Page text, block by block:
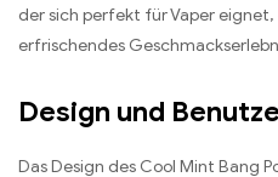
der sich perfekt für Vaper
erfrischendes
Design und
Das Design des Cool Mint Bang